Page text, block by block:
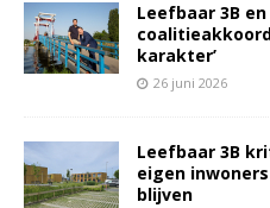
Leefbaar 3B
karakter’
26 juni 2026
Leefbaar 3B
eigen
blijven